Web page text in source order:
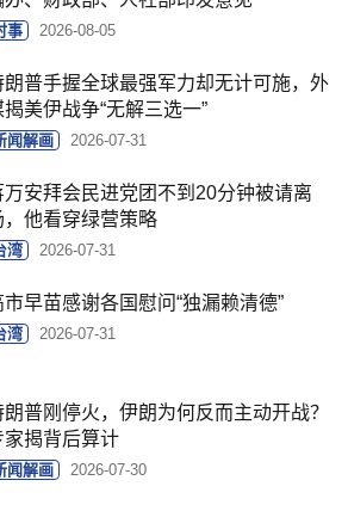
事 2026-08-05
朗普手握全球最强军力却无计可施，外
揭美伊战争“无解三选一”
闻解画 2026-07-31
万安拜会民进党团不到20分钟被请离
，他看穿绿营策略
湾 2026-07-31
市早苗感谢各国慰问“独漏赖清德”
湾 2026-07-31
朗普刚停火，伊朗为何反而主动开战？
家揭背后算计
闻解画 2026-07-30